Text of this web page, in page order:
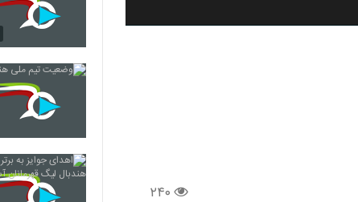
۲۴۰